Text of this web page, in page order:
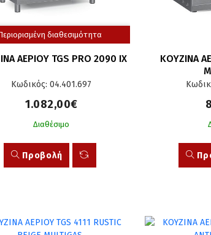
διαθεσιμότητα
ΑΕΡΙΟΥ TGS PRO 2090 IX
Κωδικός: 04.401.697
1.082,00€
Διαθέσιμο
Προβολή
ΚΟΥΖΙΝΑ